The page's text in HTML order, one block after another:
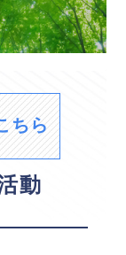
ちら
動